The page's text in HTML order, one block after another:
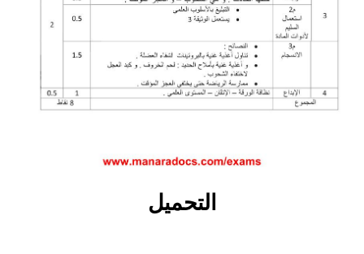
التحميل